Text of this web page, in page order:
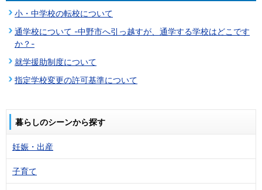
小・中学校の転校について
通学校について -中野市へ引っ越すが、通学する学校はどこです
か？-
就学援助制度について
指定学校変更の許可基準について
暮らしのシーンから探す
妊娠・出産
子育て